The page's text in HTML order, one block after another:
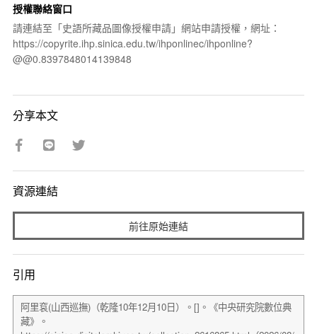
授權聯絡窗口
請連結至「史語所藏品圖像授權申請」網站申請授權，網址：
https://copyrite.ihp.sinica.edu.tw/ihponlinec/ihponline?
@@0.8397848014139848
分享本文
資源連結
前往原始連結
引用